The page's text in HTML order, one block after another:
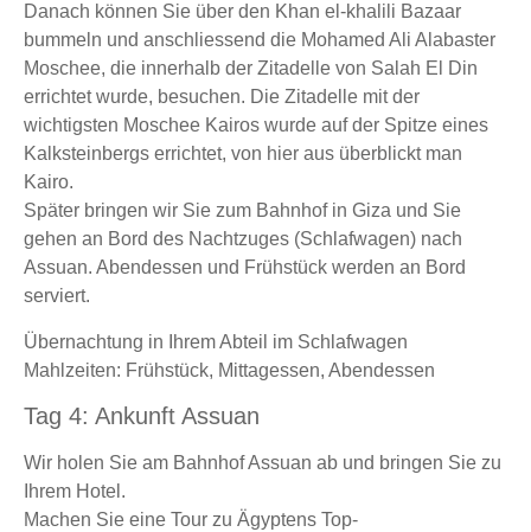
Danach können Sie über den Khan el-khalili Bazaar
bummeln und anschliessend die Mohamed Ali Alabaster
Moschee, die innerhalb der Zitadelle von Salah El Din
errichtet wurde, besuchen. Die Zitadelle mit der
wichtigsten Moschee Kairos wurde auf der Spitze eines
Kalksteinbergs errichtet, von hier aus überblickt man
Kairo.
Später bringen wir Sie zum Bahnhof in Giza und Sie
gehen an Bord des Nachtzuges (Schlafwagen) nach
Assuan. Abendessen und Frühstück werden an Bord
serviert.
Übernachtung in Ihrem Abteil im Schlafwagen
Mahlzeiten: Frühstück, Mittagessen, Abendessen
Tag 4: Ankunft Assuan
Wir holen Sie am Bahnhof Assuan ab und bringen Sie zu
Ihrem Hotel.
Machen Sie eine Tour zu Ägyptens Top-